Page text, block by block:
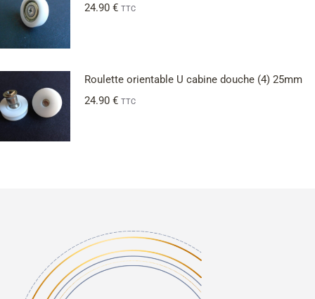
24.90 € TTC
Roulette orientable U cabine douche (4) 25mm
24.90 € TTC